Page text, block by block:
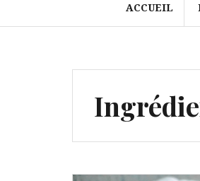
ACCUEIL